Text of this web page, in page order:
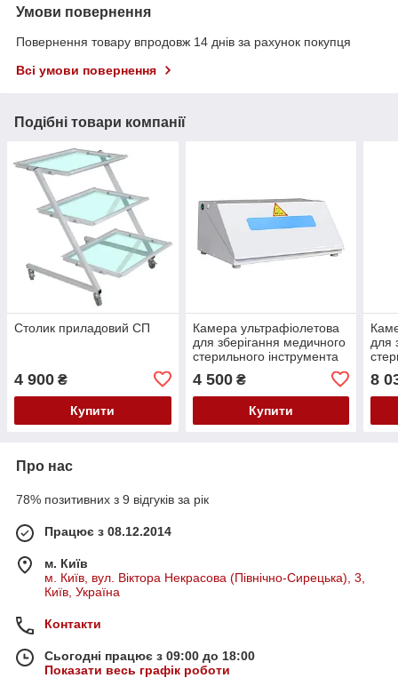
Умови повернення
Повернення товару впродовж 14 днів за рахунок покупця
Всі умови повернення
Подібні товари компанії
Столик приладовий СП
4 900 ₴
Купити
Камера ультрафіолетова
для зберігання медичного
стерильного інструмента
4 500₴
Купити
для
8
Про нас
78% позитивних з 9 відгуків за рік
Працює з 08.12.2014
м. Київ
м. Київ, вул. Віктора Некрасова (Північно-Сирецька), 3,
Київ, Україна
Контакти
Сьогодні працює з 09:00 до 18:00
Показати весь графік роботи